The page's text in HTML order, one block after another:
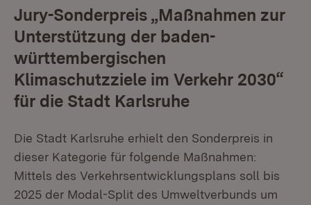
Jury-Sonderpreis „Maßnahmen zur
Unterstützung der baden-
württembergischen
Klimaschutzziele im Verkehr 2030“
für die Stadt Karlsruhe
Die Stadt Karlsruhe erhielt den Sonderpreis in
dieser Kategorie für folgende Maßnahmen:
Mittels des Verkehrsentwicklungsplans soll bis
2025 der Modal-Split des Umweltverbunds um